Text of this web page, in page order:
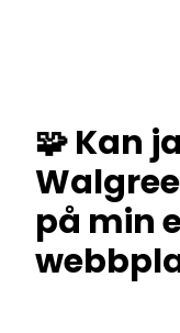
🧩 Kan
på min